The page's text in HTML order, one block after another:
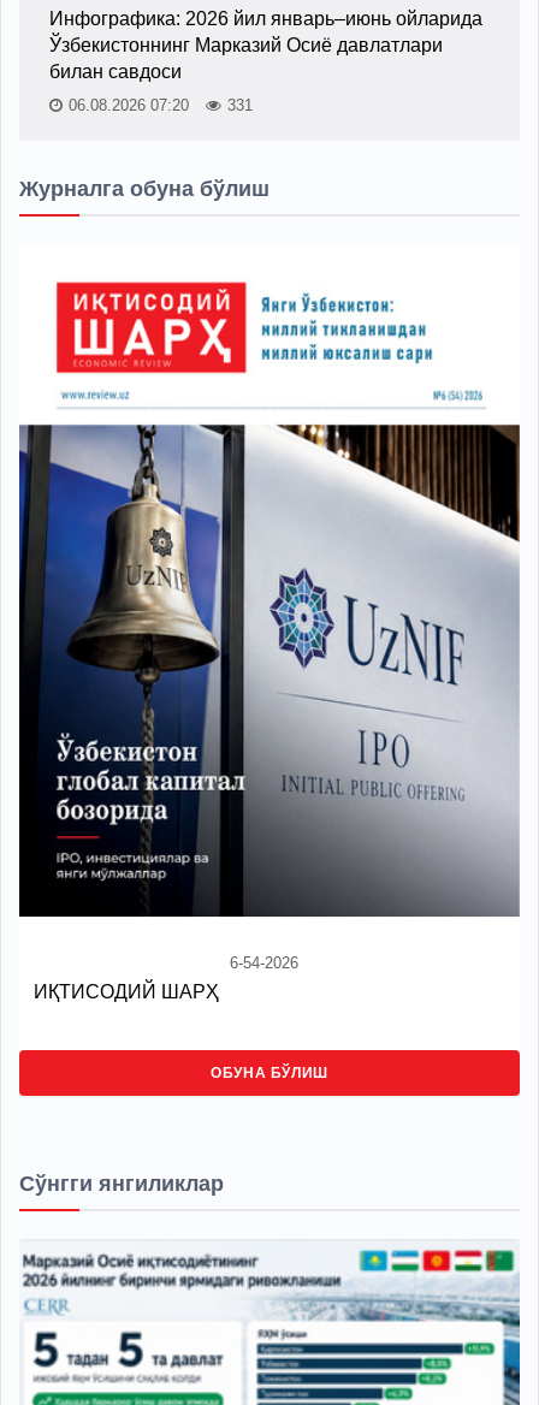
Инфографика: 2026 йил январь–июнь ойларида
Ўзбекистоннинг Марказий Осиё давлатлари
билан савдоси
06.08.2026 07:20 331
Журналга обуна бўлиш
6-54-2026
ИҚТИСОДИЙ ШАРҲ
ОБУНА БЎЛИШ
Сўнгги янгиликлар